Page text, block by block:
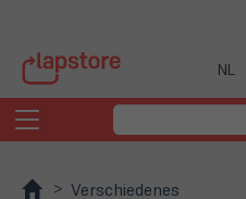
NL
Toggle
navigation
Verschiedenes